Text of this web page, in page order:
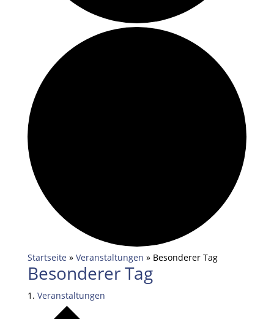
Startseite » Veranstaltungen » Besonderer Tag
Besonderer Tag
Veranstaltungen